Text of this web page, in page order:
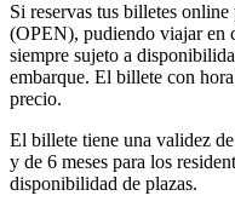
Si reservas tus billetes
(OPEN), pudiendo viajar en
siempre sujeto a
embarque. El billete con
precio.
El billete tiene una validez
y de 6 meses para los
disponibilidad de plazas.